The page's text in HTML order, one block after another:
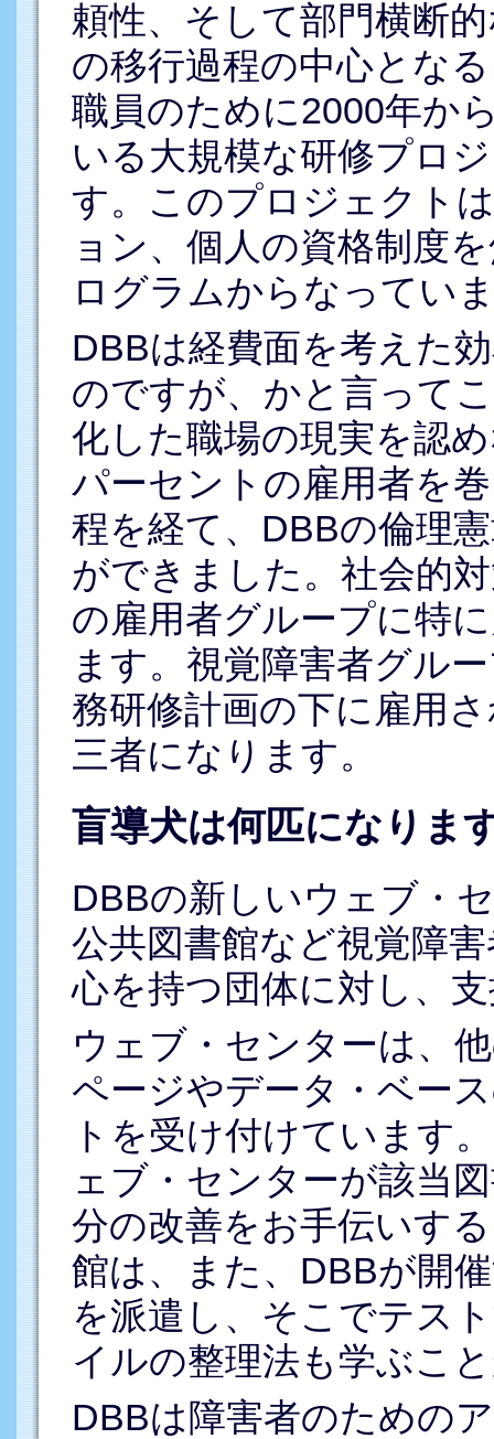
頼性、そして部門横断
の移行過程の中心とな
職員のために2000年か
いる大規模な研修プロ
す。このプロジェクト
ョン、個人の資格制度
ログラムからなってい
DBBは経費面を考えた
のですが、かと言って
化した職場の現実を認
パーセントの雇用者を
程を経て、DBBの倫理
ができました。社会的
の雇用者グループに特
ます。視覚障害者グル
務研修計画の下に雇用
三者になります。
盲導犬は何匹になりま
DBBの新しいウェブ・
公共図書館など視覚障
心を持つ団体に対し、
ウェブ・センターは、
ページやデータ・ベー
トを受け付けています
ェブ・センターが該当
分の改善をお手伝いす
館は、また、DBBが開
を派遣し、そこでテス
イルの整理法も学ぶこ
DBBは障害者のための